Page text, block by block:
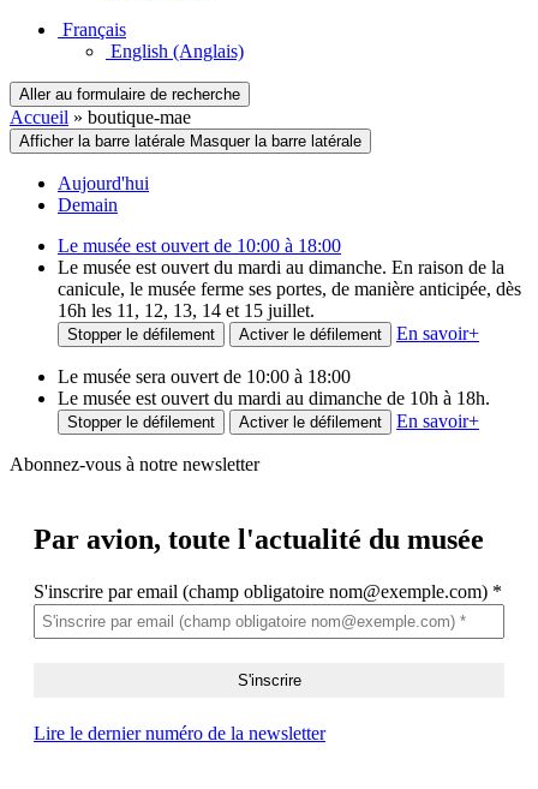
Français
English (Anglais)
Aller au formulaire de recherche
Accueil » boutique-mae
Afficher la barre latérale Masquer la barre latérale
Aujourd'hui
Demain
Le musée est ouvert de 10:00 à 18:00
Le musée est ouvert du mardi au dimanche. En raison de la
canicule, le musée ferme ses portes, de manière anticipée, dès
16h les 11, 12, 13, 14 et 15 juillet.
Stopper le défilement Activer le défilement En savoir+
Le musée sera ouvert de 10:00 à 18:00
Le musée est ouvert du mardi au dimanche de 10h à 18h.
Stopper le défilement Activer le défilement En savoir+
Abonnez-vous à notre newsletter
Par avion, toute l'actualité du musée
S'inscrire par email (champ obligatoire nom@exemple.com) *
Lire le dernier numéro de la newsletter